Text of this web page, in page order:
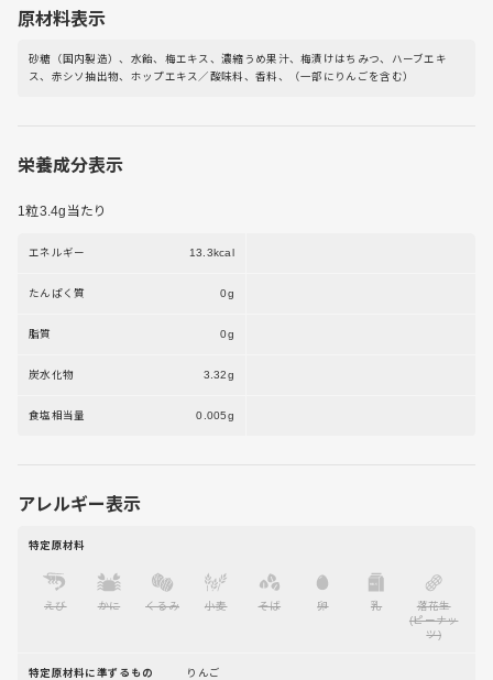
原材料表示
砂糖（国内製造）、水飴、梅エキス、濃縮うめ果汁、梅漬けはちみつ、ハーブエキ
ス、赤シソ抽出物、ホップエキス／酸味料、香料、（一部にりんごを含む）
栄養成分表示
1粒3.4g当たり
エネルギー 13.3kcal
たんぱく質 0g
脂質 0g
炭水化物 3.32g
食塩相当量 0.005g
アレルギー表示
特定原材料
えび かに くるみ 小麦 そば 卵 乳
落花生
(ピーナッ
ツ)
特定原材料に準ずるもの りんご